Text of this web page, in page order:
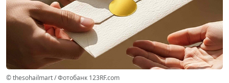
© thesohailmart / Фотобанк 123RF.com